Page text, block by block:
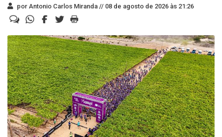
por Antonio Carlos Miranda // 08 de agosto de 2026 às 21:26